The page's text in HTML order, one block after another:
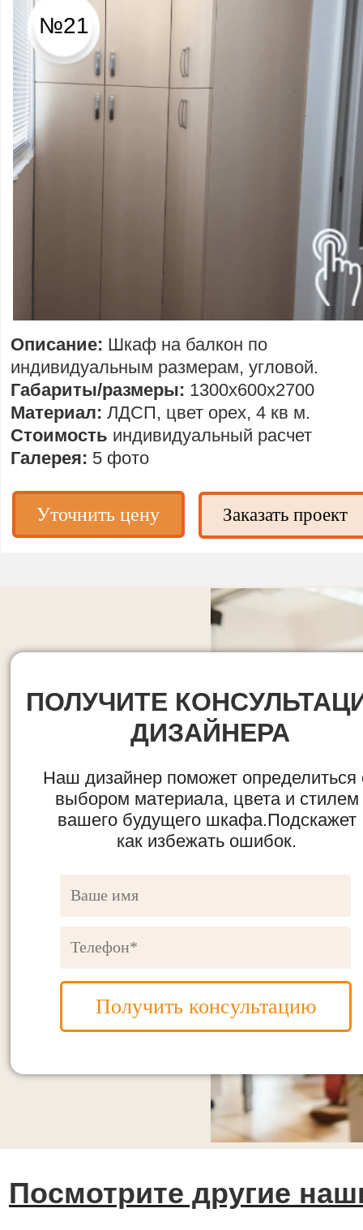
Заказать проект
№21
Уточнить цену
Описание: Шкаф на балкон по
индивидуальным размерам, угловой.
Габариты/размеры: 1300х600х2700
Материал: ЛДСП, цвет орех, 4 кв м.
Стоимость индивидуальный расчет
Галерея: 5 фото
Посмотрите другие
Получить консультацию
ПОЛУЧИТЕ
ДИЗАЙНЕРА
Наш дизайнер поможет определиться
выбором материала, цвета и стилем
вашего будущего шкафа.Подскажет
как избежать ошибок.